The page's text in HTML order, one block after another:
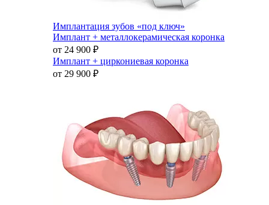
Имплантация зубов «под ключ»
Имплант + металлокерамическая коронка
от 24 900 ₽
Имплант + циркониевая коронка
от 29 900 ₽